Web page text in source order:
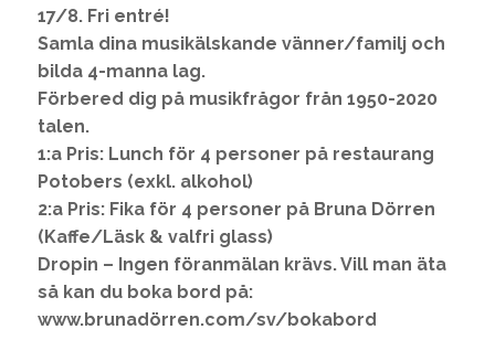
17/8. Fri entré!
Samla dina musikälskande vänner/familj och
bilda 4-manna lag.
Förbered dig på musikfrågor från 1950-2020
talen.
1:a Pris: Lunch för 4 personer på restaurang
Potobers (exkl. alkohol)
2:a Pris: Fika för 4 personer på Bruna Dörren
(Kaffe/Läsk & valfri glass)
Dropin – Ingen föranmälan krävs. Vill man äta
så kan du boka bord på:
www.brunadörren.com/sv/bokabord